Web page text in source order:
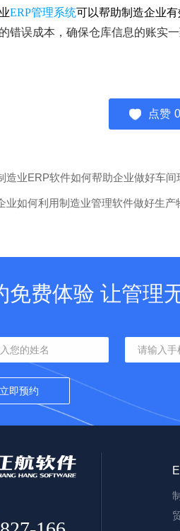
ERP管理系统可以帮助制造企业有
错误成本，确保仓库信息的账实
点赞 0
造业ERP软件如何帮助企业做好车间
业如何利用制造业管理软件做好生产
免费体验 让管理